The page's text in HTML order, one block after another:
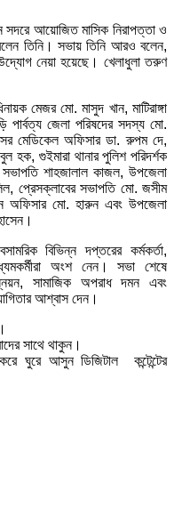
সদরে আয়োজিত মাসিক নিরাপত্তা ও
তিনি। সভায় তিনি আরও বলেন,
উদ্যোগ নেয়া হয়েছে। খেলাধুলা তরুণ
মেজর মো. মাসুদ খান, মাটিরাঙ্গা
পার্বত্য জেলা পরিষদের সদস্য মো.
মেডিকেল অফিসার ডা. রুপম দে,
হক, গুইমারা থানার পুলিশ পরিদর্শক
সভাপতি শাহজালাল কাজল, উপজেলা
প্রেসক্লাবের সভাপতি মো. জসীম
অফিসার মো. হারুন এবং উপজেলা
বিভিন্ন দপ্তরের কর্মকর্তা,
অংশ নেন। সভা শেষে
সামাজিক অপরাধ দমন এবং
আশ্বাস দেন।
সাথে থাকুন।
করে ঘুরে আসুন ডিজিটাল কন্টেন্টের